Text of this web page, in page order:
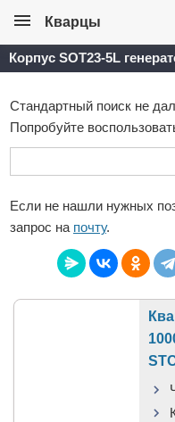
Кварцы
Корпус SOT23-5L
Стандартный поиск не
Попробуйте
Если не нашли нужных
запрос на почту.